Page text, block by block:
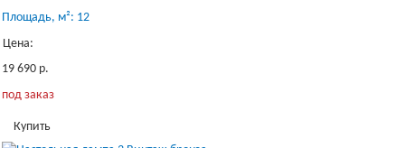
Площадь, м²: 12
Цена:
19 690 р.
под заказ
Купить